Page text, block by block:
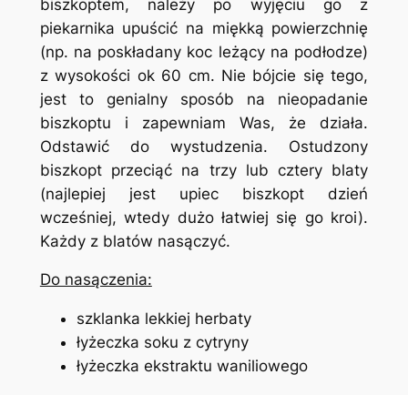
biszkoptem, należy po wyjęciu go z
piekarnika upuścić na miękką powierzchnię
(np. na poskładany koc leżący na podłodze)
z wysokości ok 60 cm. Nie bójcie się tego,
jest to genialny sposób na nieopadanie
biszkoptu i zapewniam Was, że działa.
Odstawić do wystudzenia. Ostudzony
biszkopt przeciąć na trzy lub cztery blaty
(najlepiej jest upiec biszkopt dzień
wcześniej, wtedy dużo łatwiej się go kroi).
Każdy z blatów nasączyć.
Do nasączenia:
szklanka lekkiej herbaty
łyżeczka soku z cytryny
łyżeczka ekstraktu waniliowego